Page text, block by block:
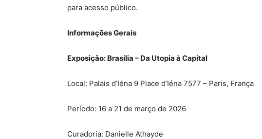
para acesso público.
Informações Gerais
Exposição: Brasília – Da Utopia à Capital
Local: Palais d’Iéna 9 Place d’Iéna 7577 – Paris, França
Período: 16 a 21 de março de 2026
Curadoria: Danielle Athayde